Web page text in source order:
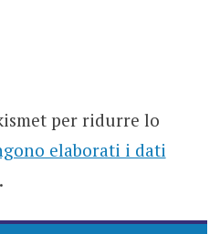
per ridurre lo
elaborati i dati
.